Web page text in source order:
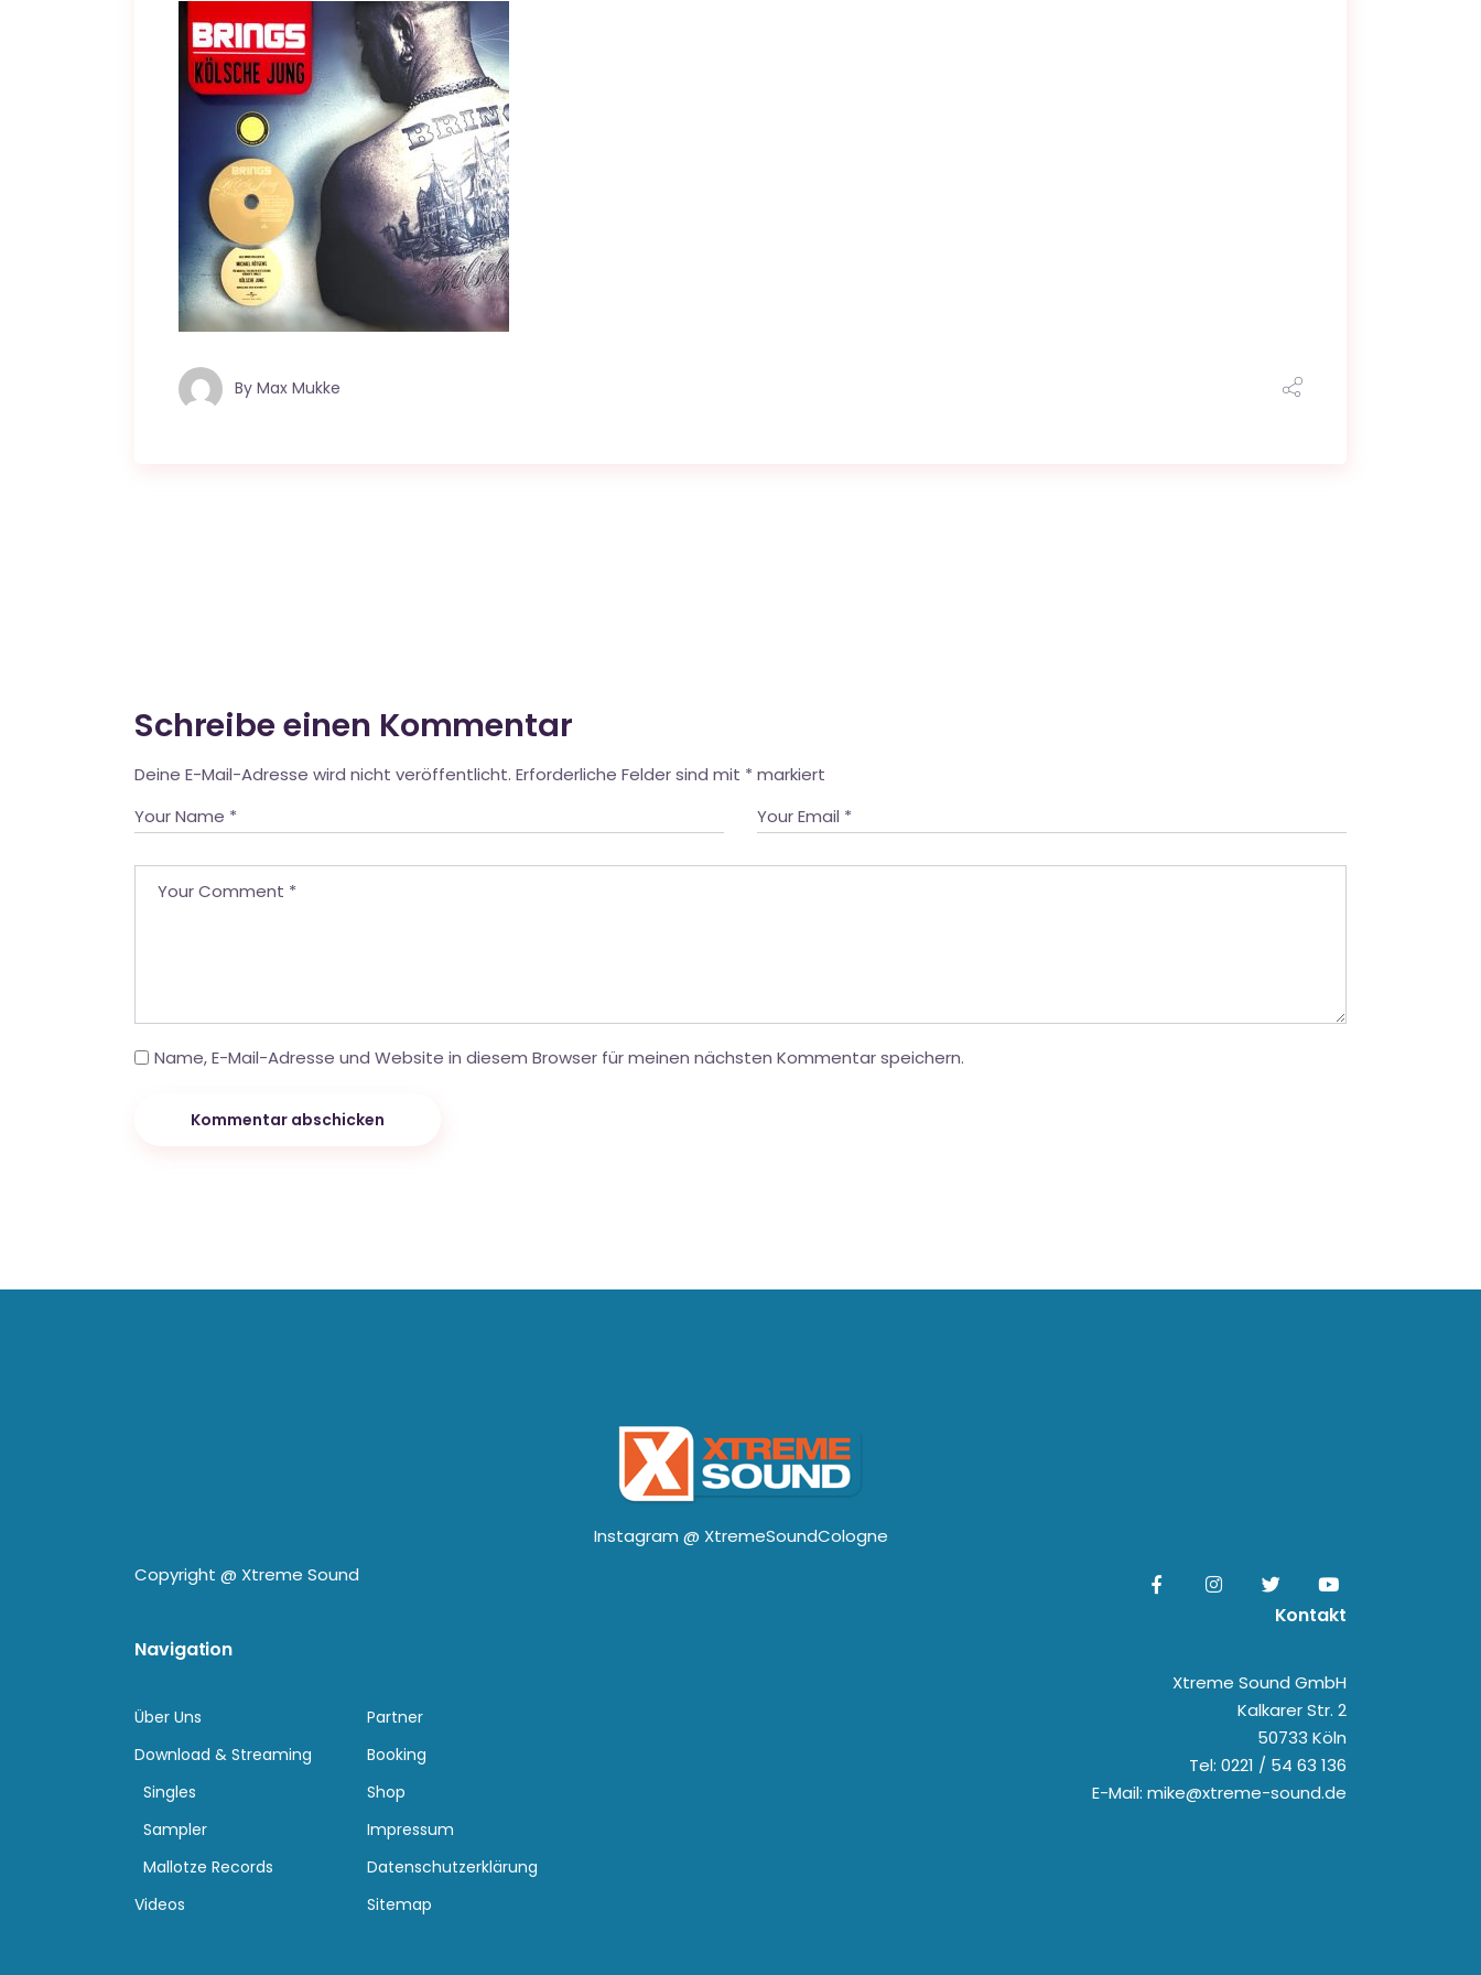
By Max Mukke
Schreibe einen Kommentar
Deine E-Mail-Adresse wird nicht veröffentlicht. Erforderliche Felder sind mit * markiert
Name, E-Mail-Adresse und Website in diesem Browser für meinen nächsten Kommentar speichern.
Kommentar abschicken
Instagram @ XtremeSoundCologne
Copyright @ Xtreme Sound
Navigation
Über Uns
Download & Streaming
Singles
Sampler
Mallotze Records
Videos
Partner
Booking
Shop
Impressum
Datenschutzerklärung
Sitemap
Kontakt
Xtreme Sound GmbH
Kalkarer Str. 2
50733 Köln
Tel: 0221 / 54 63 136
E-Mail: mike@xtreme-sound.de